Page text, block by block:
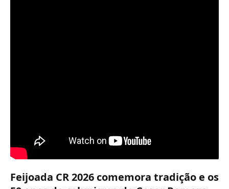
Feijoada CR 2026 comemora tradição e os